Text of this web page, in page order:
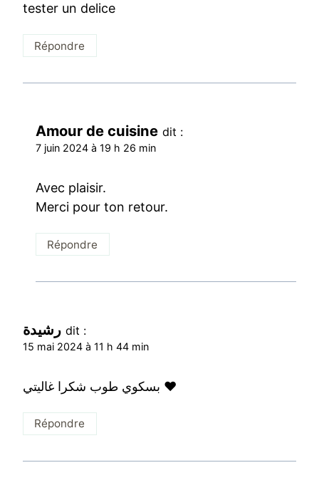
tester un delice
Répondre
Amour de cuisine dit :
7 juin 2024 à 19 h 26 min
Avec plaisir.
Merci pour ton retour.
Répondre
رشيدة dit :
15 mai 2024 à 11 h 44 min
بسكوي طوب شكرا غاليتي ❤️
Répondre